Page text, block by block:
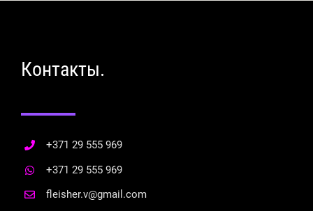
Контакты.
+371 29 555 969
+371 29 555 969
fleisher.v@gmail.com